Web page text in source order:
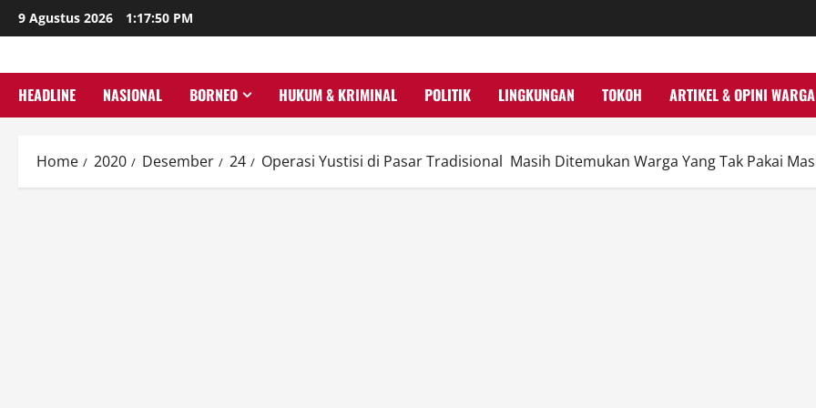
Skip
to
9 Agustus 2026 1:17:51 PM
HEADLINE NASIONAL BORNEO HUKUM & KRIMINAL POLITIK LINGKUNGAN TOKOH ARTIKEL & OPINI WARGA
Home 2020 Desember 24 Operasi Yustisi di Pasar Tradisional Masih Ditemukan Warga Yang Tak Pakai